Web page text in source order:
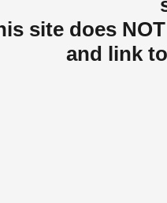
site does
and link